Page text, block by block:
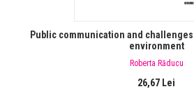
Public communication and
environment
Roberta Răducu
26,67 Lei